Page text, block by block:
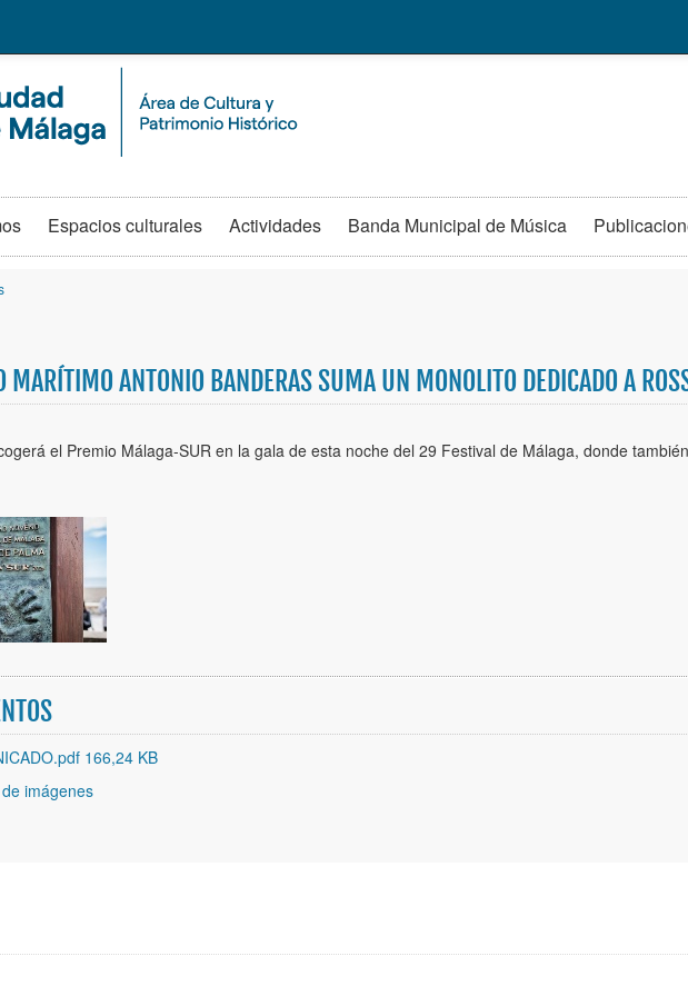
Espacios culturales Actividades Banda Municipal de Música
MARÍTIMO ANTONIO BANDERAS SUMA UN MONOLITO DEDICADO A
el Premio Málaga-SUR en la gala de esta noche del 29 Festival de Málaga, donde
166,24 KB
imágenes